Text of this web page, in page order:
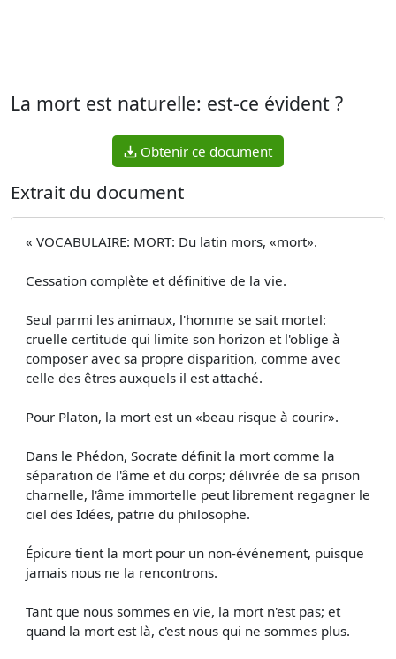
La mort est naturelle: est-ce évident ?
Obtenir ce document
Extrait du document
« VOCABULAIRE: MORT: Du latin mors, «mort».
Cessation complète et définitive de la vie.
Seul parmi les animaux, l'homme se sait mortel:
cruelle certitude qui limite son horizon et l'oblige à
composer avec sa propre disparition, comme avec
celle des êtres auxquels il est attaché.
Pour Platon, la mort est un «beau risque à courir».
Dans le Phédon, Socrate définit la mort comme la
séparation de l'âme et du corps; délivrée de sa prison
charnelle, l'âme immortelle peut librement regagner le
ciel des Idées, patrie du philosophe.
Épicure tient la mort pour un non-événement, puisque
jamais nous ne la rencontrons.
Tant que nous sommes en vie, la mort n'est pas; et
quand la mort est là, c'est nous qui ne sommes plus.